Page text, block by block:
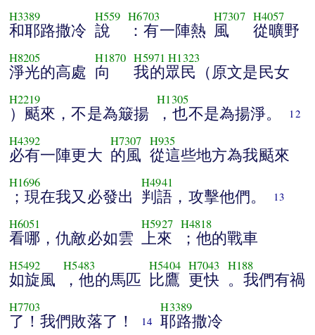
H3389
和耶路撒冷
H559
說
H6703
：有一陣熱
H7307
風
H4057
從曠野
H8205
淨光的高處
H1870
向
H5971 H1323
我的眾民（原文是民女
H2219
）颳來，不是為簸揚
H1305
，也不是為揚淨。 12
H4392
必有一陣更大
H7307
的風
H935
從這些地方為我颳來
H1696
；現在我又必發出
H4941
判語，攻擊他們。 13
H6051
看哪，仇敵必如雲
H5927
上來
H4818
；他的戰車
H5492
如旋風
H5483
，他的馬匹
H5404
比鷹
H7043
更快
H188
。我們有禍
H7703
了！我們敗落了！ 14
H3389
耶路撒冷